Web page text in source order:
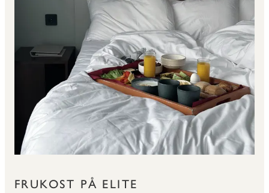
FRUKOST PÅ ELITE